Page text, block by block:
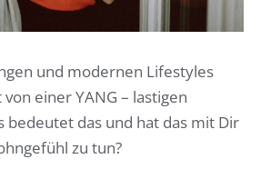
und modernen Lifestyles
einer YANG – lastigen
bedeutet das und hat das mit Dir
zu tun?